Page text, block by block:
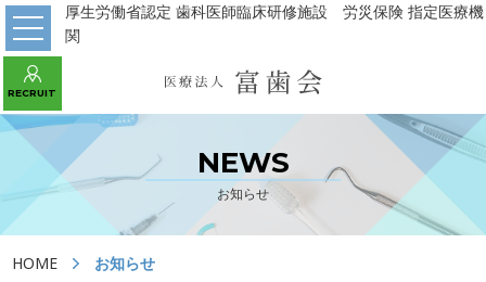
厚生労働省認定 歯科医師臨床研修施設 労災保険 指定医療機
関
RECRUIT WEB予約 初診の方はこちら
あべの診療所 パンジョ診療所 守口市駅診療所
NEWS
お知らせ
HOME お知らせ